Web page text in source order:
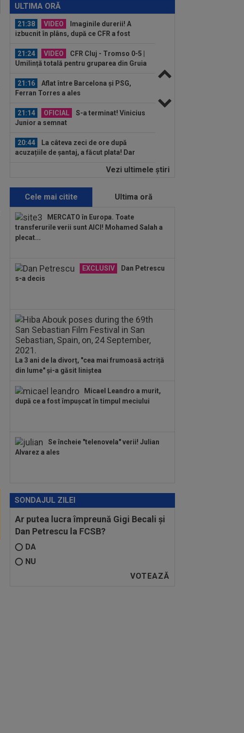
ULTIMA ORĂ
norvegienilor, după ce Tromso a călcat-o
în...
21:38
VIDEO
Imaginile durerii! A
izbucnit în plâns, după ce CFR a fost
21:24
VIDEO
CFR Cluj - Tromso 0-5 |
Umilință totală pentru gruparea din Gruia
21:16
Aflat între Barcelona și PSG,
Ferran Torres a ales
21:14 OFICIAL
S-a terminat! Vinicius
Junior a semnat
20:44
La câteva zeci de ore după
acuzațiile de șantaj, a făcut plata! Dar
De neînțeles!
21:58
N-a mai rezistat! Ioan Varga a
anunțat ”curățenia” la CFR, după rușinea
cu...
21:55
Camora a spus de ce România e
sub Norvegia la fotbal, după umilința din
după CFR - Tromso 0-5: ”Am arătat rău...
Vezi ultimele ştiri
Cele mai citite Ultima oră
MERCATO în Europa. Toate
transferurile verii sunt AICI! Mohamed Salah a
plecat...
EXCLUSIV
Dan Petrescu
s-a decis
La 3 ani de la divorț, "cea mai frumoasă actriță
din lume" și-a găsit liniștea
Micael Leandro a murit,
după ce a fost împușcat în timpul meciului
Se încheie "telenovela" verii! Julian
Alvarez a ales
SONDAJUL ZILEI
Ar putea lucra împreună Gigi Becali și
Dan Petrescu la FCSB?
DA
NU